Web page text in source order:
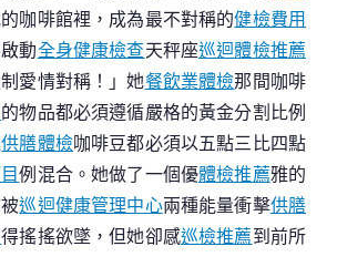
咖啡館裡，成為最不對稱的健檢費用
動全身健康檢查天秤座巡迴體檢推薦
愛情對稱！」她餐飲業體檢那間咖啡
的物品都必須遵循嚴格的黃金分割比例
供膳體檢咖啡豆都必須以五點三比四點
例混合。她做了一個優體檢推薦雅的
巡迴健康管理中心兩種能量衝擊供膳
得搖搖欲墜，但她卻感巡檢推薦到前所